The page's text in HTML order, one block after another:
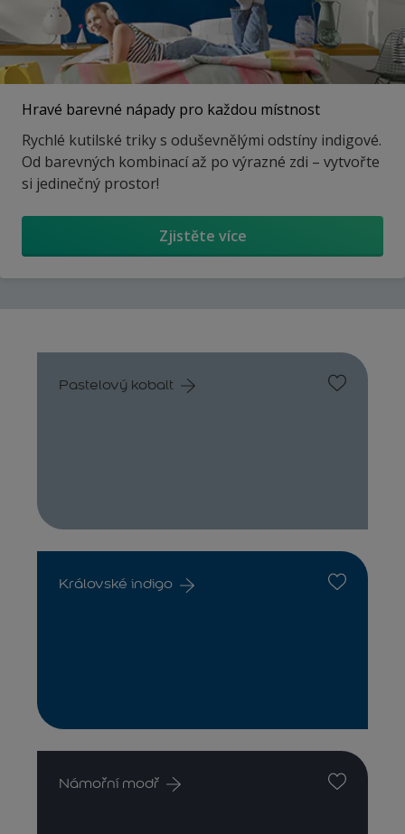
Hravé barevné nápady pro každou místnost
Rychlé kutilské triky s oduševnělými odstíny indigové.
Od barevných kombinací až po výrazné zdi – vytvořte
si jedinečný prostor!
Zjistěte více
Pastelový kobalt
Královské indigo
Námořní modř